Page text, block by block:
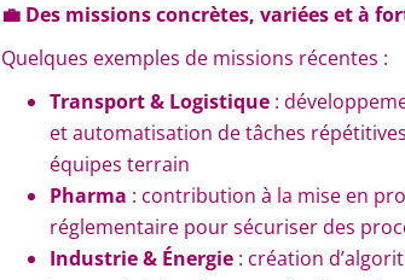
💼 Des missions concrètes, variées et à
Quelques exemples de missions récentes :
Transport & Logistique :
et automatisation de tâches
équipes terrain
Pharma : contribution à la mise en
réglementaire pour sécuriser des
Industrie & Énergie : création